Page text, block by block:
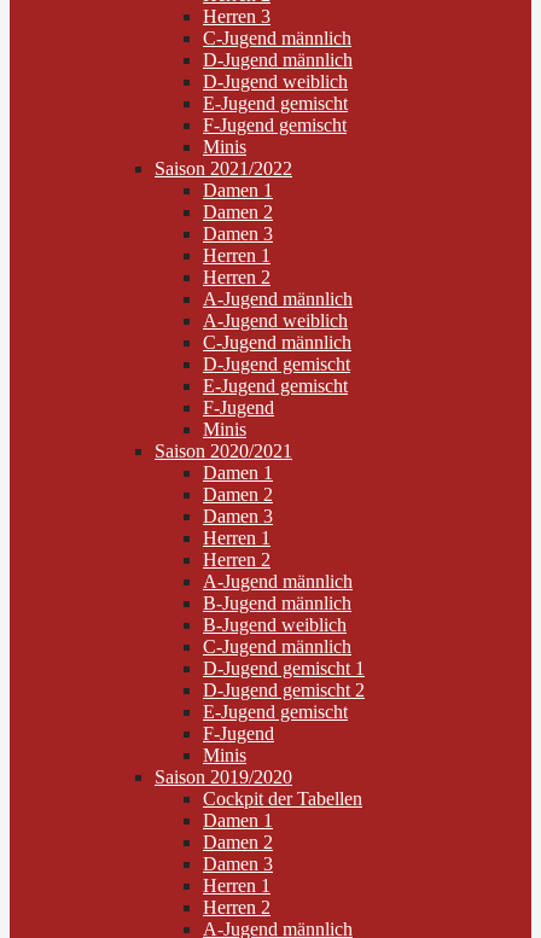
Herren 3
C-Jugend männlich
D-Jugend männlich
D-Jugend weiblich
E-Jugend gemischt
F-Jugend gemischt
Minis
Saison 2021/2022
Damen 1
Damen 2
Damen 3
Herren 1
Herren 2
A-Jugend männlich
A-Jugend weiblich
C-Jugend männlich
D-Jugend gemischt
E-Jugend gemischt
F-Jugend
Minis
Saison 2020/2021
Damen 1
Damen 2
Damen 3
Herren 1
Herren 2
A-Jugend männlich
B-Jugend männlich
B-Jugend weiblich
C-Jugend männlich
D-Jugend gemischt 1
D-Jugend gemischt 2
E-Jugend gemischt
F-Jugend
Minis
Saison 2019/2020
Cockpit der Tabellen
Damen 1
Damen 2
Damen 3
Herren 1
Herren 2
A-Jugend männlich